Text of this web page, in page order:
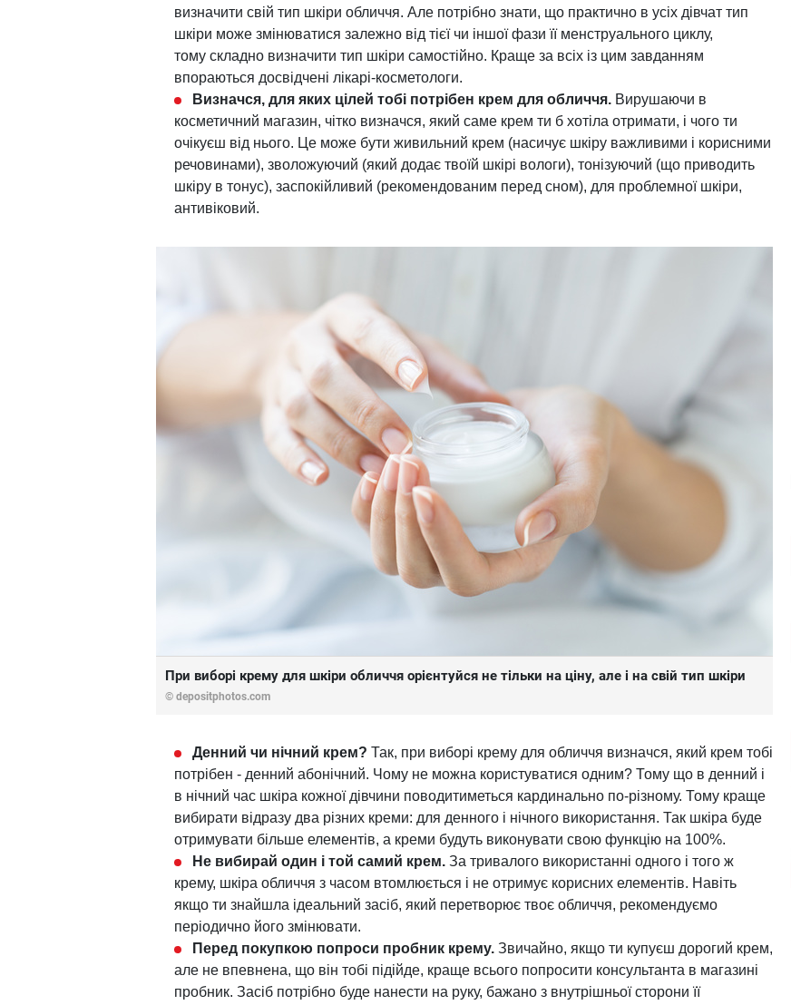
визначити свій тип шкіри обличчя. Але потрібно знати, що практично в усіх дівчат тип
шкіри може змінюватися залежно від тієї чи іншої фази її менструального циклу,
тому складно визначити тип шкіри самостійно. Краще за всіх із цим завданням
впораються досвідчені лікарі-косметологи.
Визначся, для яких цілей тобі потрібен крем для обличчя. Вирушаючи в
косметичний магазин, чітко визначся, який саме крем ти б хотіла отримати, і чого ти
очікуєш від нього. Це може бути живильний крем (насичує шкіру важливими і корисними
речовинами), зволожуючий (який додає твоїй шкірі вологи), тонізуючий (що приводить
шкіру в тонус), заспокійливий (рекомендованим перед сном), для проблемної шкіри,
антивіковий.
При виборі крему для шкіри обличчя орієнтуйся не тільки на ціну, але і на свій тип шкіри
© depositphotos.com
Денний чи нічний крем? Так, при виборі крему для обличчя визначся, який крем тобі
потрібен - денний абонічний. Чому не можна користуватися одним? Тому що в денний і
в нічний час шкіра кожної дівчини поводитиметься кардинально по-різному. Тому краще
вибирати відразу два різних креми: для денного і нічного використання. Так шкіра буде
отримувати більше елементів, а креми будуть виконувати свою функцію на 100%.
Не вибирай один і той самий крем. За тривалого використанні одного і того ж
крему, шкіра обличчя з часом втомлюється і не отримує корисних елементів. Навіть
якщо ти знайшла ідеальний засіб, який перетворює твоє обличчя, рекомендуємо
періодично його змінювати.
Перед покупкою попроси пробник крему. Звичайно, якщо ти купуєш дорогий крем,
але не впевнена, що він тобі підійде, краще всього попросити консультанта в магазині
пробник. Засіб потрібно буде нанести на руку, бажано з внутрішньої сторони її